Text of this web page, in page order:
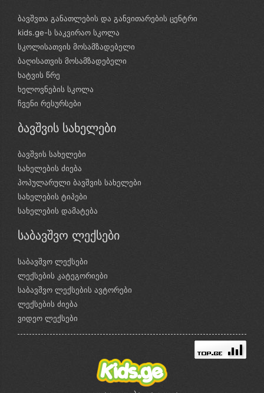
ბავშვთა განათლების და განვითარების ცენტრი
kids.ge-ს საკვირაო სკოლა
სკოლისათვის მოსამზადებელი
ბაღისათვის მოსამზადებელი
ხატვის წრე
ხელოვნების სკოლა
ჩვენი რესურსები
ბავშვის სახელები
ბავშვის სახელები
სახელების ძიება
პოპულარული ბავშვის სახელები
სახელების ტიპები
სახელების დამატება
საბავშვო ლექსები
საბავშვო ლექსები
ლექსების კატეგორიები
საბავშვო ლექსების ავტორები
ლექსების ძიება
ვიდეო ლექსები